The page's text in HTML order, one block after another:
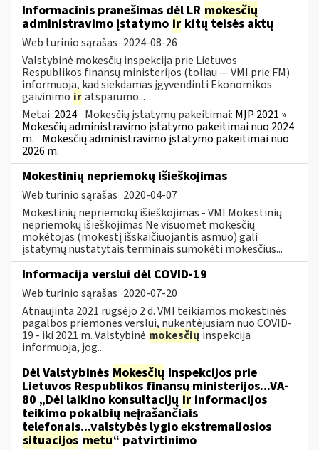
Informacinis pranešimas dėl LR mokesčių
administravimo įstatymo ir kitų teisės aktų
Web turinio sąrašas 2024-08-26
Valstybinė mokesčių inspekcija prie Lietuvos
Respublikos finansų ministerijos (toliau — VMI prie FM)
informuoja, kad siekdamas įgyvendinti Ekonomikos
gaivinimo iratsparumo...
Metai: 2024 Mokesčių įstatymų pakeitimai: MĮP 2021 »
Mokesčių administravimo įstatymo pakeitimai nuo 2024
m. Mokesčių administravimo įstatymo pakeitimai nuo
2026 m.
Mokestinių nepriemokų išieškojimas
Web turinio sąrašas 2020-04-07
Mokestinių nepriemokų išieškojimas - VMI Mokestinių
nepriemokų išieškojimas Ne visuomet mokesčių
mokėtojas (mokestį išskaičiuojantis asmuo) gali
įstatymų nustatytais terminais sumokėti mokesčius...
Informacija verslui dėl COVID-19
Web turinio sąrašas 2020-07-20
Atnaujinta 2021 rugsėjo 2 d. VMI teikiamos mokestinės
pagalbos priemonės verslui, nukentėjusiam nuo COVID-
19 - iki 2021 m. Valstybinė mokesčių inspekcija
informuoja, jog...
Dėl Valstybinės Mokesčių Inspekcijos prie
Lietuvos Respublikos finansų ministerijos...VA-
80 „Dėl laikino konsultacijų ir informacijos
teikimo pokalbių neįrašančiais
telefonais...valstybės lygio ekstremaliosios
situacijos metu“ patvirtinimo